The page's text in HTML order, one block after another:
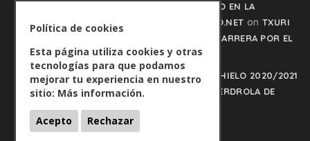
TXURI URDIN Y JACA NO PISAN EL FRENO EN LA
CARRERA POR EL LIDERATO - HOCKEYHIELO.NET on TXURI
URDIN Y JACA NO PISAN EL FRENO EN LA CARRERA POR EL
LIDERATO
PLAY OFFS LIGA IBERDROLA DE HOCKEY HIELO 2020/2021
- HOCKEYHIELO.NETonPLAY OFFS LIGA IBERDROLA DE
HOCKEY HIELO 2020/2021
Política de cookies
Esta página utiliza cookies y otras
tecnologías para que podamos
mejorar tu experiencia en nuestro
sitio: Más información.
Acepto Rechazar